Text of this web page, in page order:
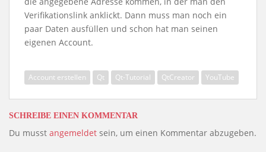
Verifikationslink anklickt. Dann muss man noch ein
paar Daten ausfüllen und schon hat man seinen
eigenen Account.
Account erstellen Qt Qt-Tutorial QtCreator YouTube
SCHREIBE EINEN KOMMENTAR
Du musst angemeldet sein, um einen Kommentar abzugeben.